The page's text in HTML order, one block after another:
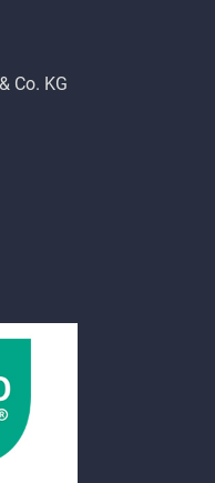
Co. KG